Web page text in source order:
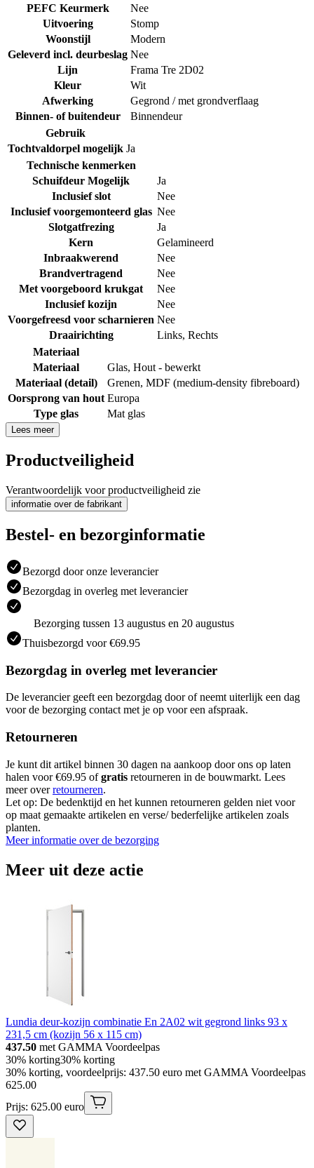
PEFC Keurmerk
Nee
Uitvoering
Stomp
Woonstijl
Modern
Geleverd incl. deurbeslag Nee
Lijn
Frama Tre 2D02
Kleur
Wit
Afwerking
Gegrond / met grondverflaag
Binnen- of buitendeur
Binnendeur
Gebruik
Tochtvaldorpel mogelijk Ja
Technische kenmerken
Schuifdeur Mogelijk
Ja
Inclusief slot
Nee
Inclusief voorgemonteerd glas Nee
Slotgatfrezing
Ja
Kern
Gelamineerd
Inbraakwerend
Nee
Brandvertragend
Nee
Met voorgeboord krukgat
Nee
Inclusief kozijn
Nee
Voorgefreesd voor scharnieren Nee
Draairichting
Links, Rechts
Materiaal
Materiaal
Glas, Hout - bewerkt
Materiaal (detail)
Grenen, MDF (medium-density fibreboard)
Oorsprong van hout Europa
Type glas
Mat glas
Lees meer
Productveiligheid
Verantwoordelijk voor productveiligheid zie
informatie over de fabrikant
Bestel- en bezorginformatie
Bezorgd door onze leverancier
Bezorgdag in overleg met leverancier
Bezorging tussen 13 augustus en 20 augustus
Thuisbezorgd voor €69.95
Bezorgdag in overleg met leverancier
De leverancier geeft een bezorgdag door of neemt uiterlijk een dag
voor de bezorging contact met je op voor een afspraak.
Retourneren
Je kunt dit artikel binnen 30 dagen na aankoop door ons op laten
halen voor €69.95 ofgratis retourneren in de bouwmarkt. Lees
meer overretourneren.
Let op: De bedenktijd en het kunnen retourneren gelden niet voor
op maat gemaakte artikelen en verse/ bederfelijke artikelen zoals
planten.
Meer informatie over de bezorging
Meer uit deze actie
Lundia deur-kozijn combinatie En 2A02 wit gegrond links 93 x
231,5 cm (kozijn 56 x 115 cm)
437.50 met GAMMA Voordeelpas
30% korting30% korting
30% korting, voordeelprijs: 437.50 euro met GAMMA Voordeelpas
625.00
Prijs: 625.00 euro